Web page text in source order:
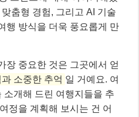
춤형 경험, 그리고 AI 기술
행 방식을 더욱 풍요롭게 만
장 중요한 것은 그곳에서 얻
소중한 추억 일 거예요. 여
개해 드린 여행지들을 추
정을 계획해 보시는 건 어